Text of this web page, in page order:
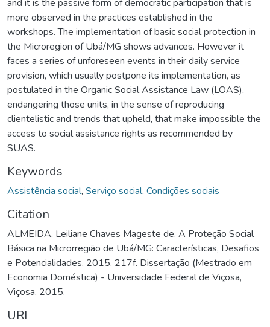
and it is the passive form of democratic participation that is
more observed in the practices established in the
workshops. The implementation of basic social protection in
the Microregion of Ubá/MG shows advances. However it
faces a series of unforeseen events in their daily service
provision, which usually postpone its implementation, as
postulated in the Organic Social Assistance Law (LOAS),
endangering those units, in the sense of reproducing
clientelistic and trends that upheld, that make impossible the
access to social assistance rights as recommended by
SUAS.
Keywords
Assistência social, Serviço social, Condições sociais
Citation
ALMEIDA, Leiliane Chaves Mageste de. A Proteção Social
Básica na Microrregião de Ubá/MG: Características, Desafios
e Potencialidades. 2015. 217f. Dissertação (Mestrado em
Economia Doméstica) - Universidade Federal de Viçosa,
Viçosa. 2015.
URI